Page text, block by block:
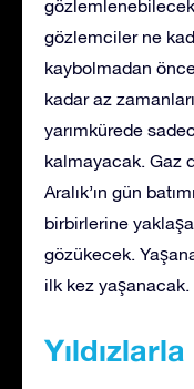
gözlemciler ne
kaybolmadan
kadar az
yarımkürede
kalmayacak. Gaz
Aralık’ın gün
birbirlerine
gözükecek.
ilk kez yaşanacak.